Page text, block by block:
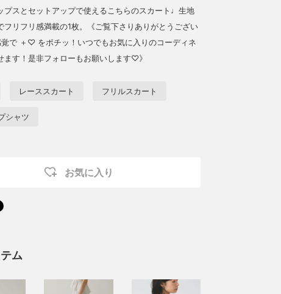
プスとセットアップで使えるこちらのスカート♩生地
フリフリ感満載の1枚。《ご覧下さりありがとうござい
覚で ＋♡ をポチッ！いつでもお気に入りのコーディネ
ます！是非フォローもお願いします♡》
レーススカート フリルスカート
シャツ
お気に入り
ム